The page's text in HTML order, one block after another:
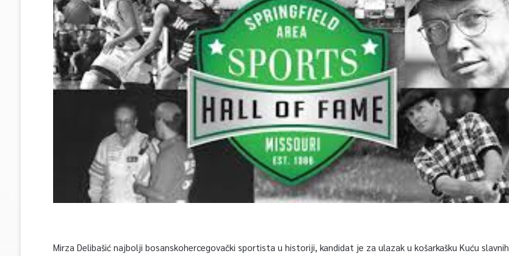
Mirza Delibašić najbolji bosanskohercegovački sportista u historiji, kandidat je za ulazak u košarkašku Kuću slavnih